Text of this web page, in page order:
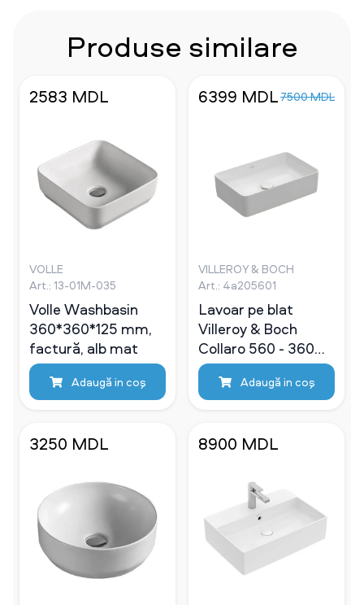
Produse similare
2583 MDL
VOLLE
Art.: 13-01M-035
Volle Washbasin
360*360*125 mm,
factură, alb mat
Adaugă in coş
6399 MDL7500 MDL
VILLEROY & BOCH
Art.: 4a205601
Lavoar pe blat
Villeroy & Boch
Collaro 560 - 360
mm (4A205601)
Adaugă in coş
3250 MDL 8900 MDL